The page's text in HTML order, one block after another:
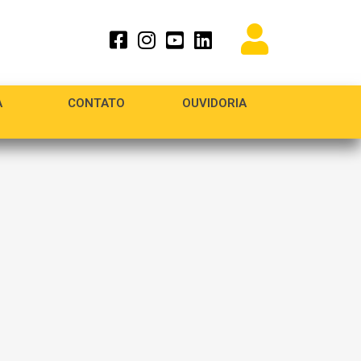
CONTATO OUVIDORIA